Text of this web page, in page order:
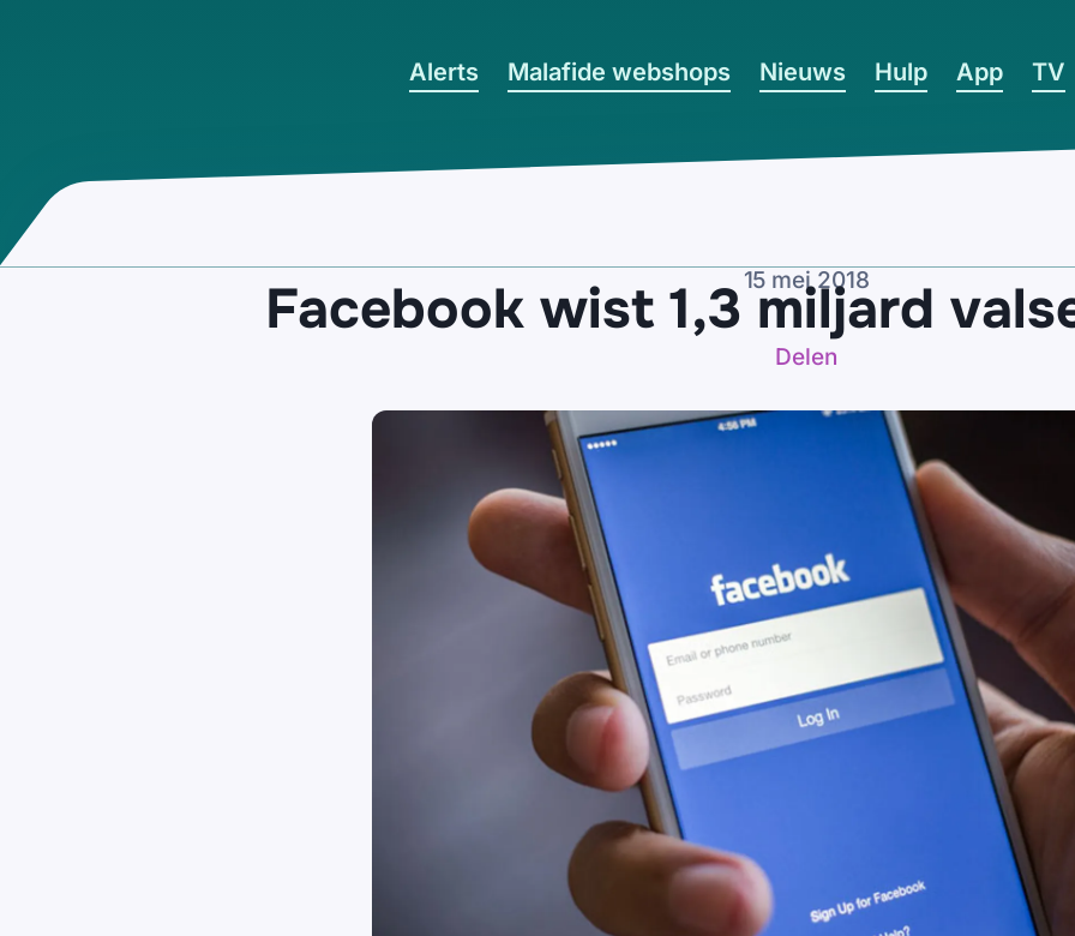
Alerts Malafide webshops Nieuws Hulp App TV
15 mei 2018
Facebook wist 1,3 miljard
Delen